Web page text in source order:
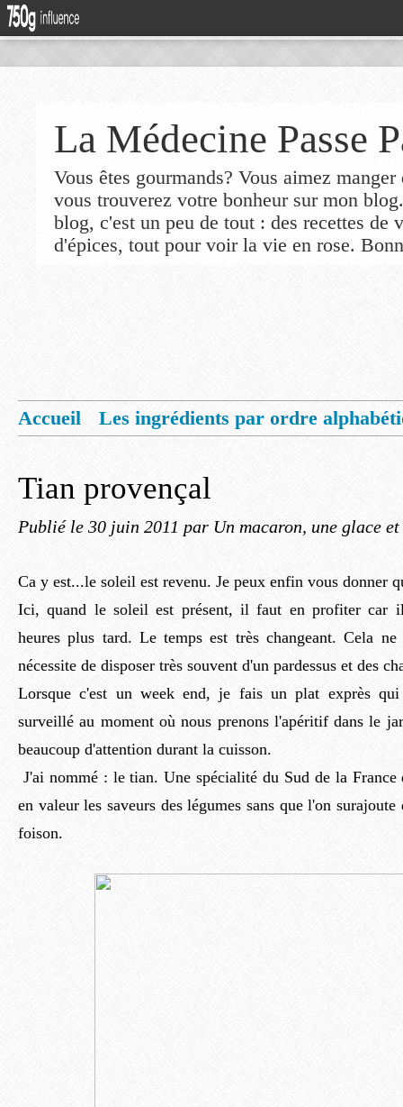
La Médecine Passe
Vous êtes gourmands? Vous aimez
vous trouverez votre bonheur sur mon
blog, c'est un peu de tout : des recettes de
d'épices, tout pour voir la vie en rose.
Accueil
Les ingrédients par ordre
Tian provençal
Publié le 30 juin 2011 par Un macaron, une glace
Ca y est...le soleil est revenu. Je peux enfin vous donner
Ici, quand le soleil est présent, il faut en profiter car il
heures plus tard. Le temps est très changeant. Cela
nécessite de disposer très souvent d'un pardessus et des
Lorsque c'est un week end, je fais un plat exprès qui
surveillé au moment où nous prenons l'apéritif dans le
beaucoup d'attention durant la cuisson.
J'ai nommé : le tian. Une spécialité du Sud de la
en valeur les saveurs des légumes sans que l'on surajoute
foison.